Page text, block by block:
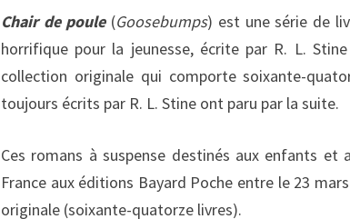
Chair de poule(Goosebumps) est une série de
horrifique pour la jeunesse, écrite par R. L.
collection originale qui comporte soixante-
toujours écrits par R. L. Stine ont paru par la suite.
Ces romans à suspense destinés aux enfants
France aux éditions Bayard Poche entre le 23
originale (soixante-quatorze livres).